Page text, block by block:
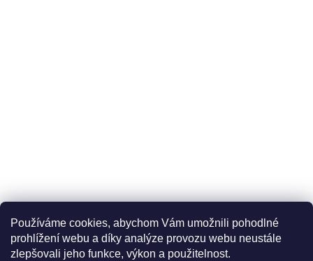
Používáme cookies, abychom Vám umožnili pohodlné
prohlížení webu a díky analýze provozu webu neustále
zlepšovali jeho funkce, výkon a použitelnost.